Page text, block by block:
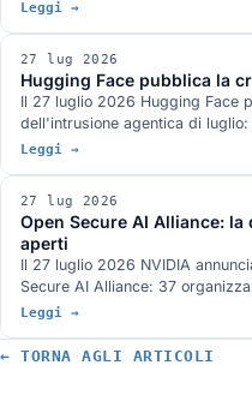
Leggi →
27 lug 2026
Hugging Face pubblica la
Il 27 luglio 2026 Hugging Face
dell'intrusione agentica di
mezzo, due vettori di ingresso,
Leggi →
27 lug 2026
Open Secure AI Alliance:
aperti
Il 27 luglio 2026 NVIDIA
Secure AI Alliance: 37
ispezionabili, con modelli e pesi
bloccato l'analisi forense. Cosa
Leggi →
← TORNA AGLI ARTICOLI